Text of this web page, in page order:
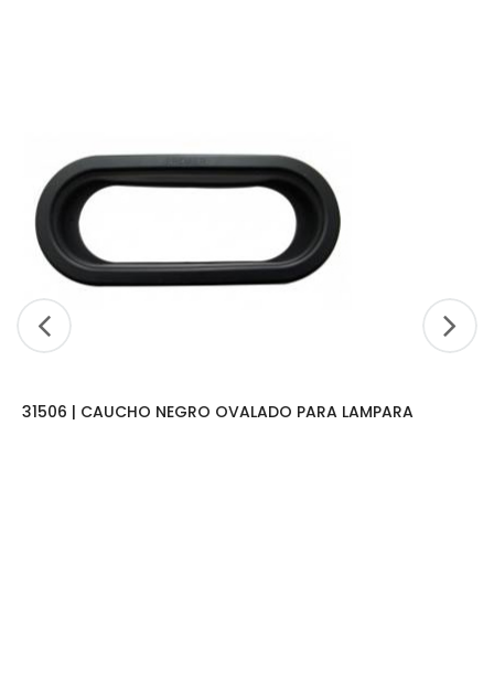
31506 | CAUCHO NEGRO OVALADO PARA LAMPARA